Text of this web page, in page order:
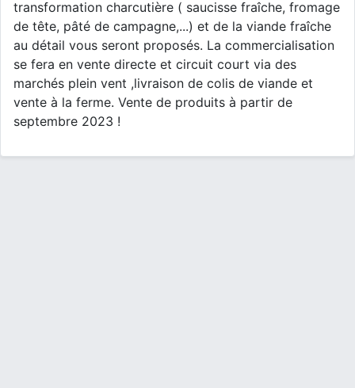
transformation charcutière ( saucisse fraîche, fromage
de tête, pâté de campagne,...) et de la viande fraîche
au détail vous seront proposés. La commercialisation
se fera en vente directe et circuit court via des
marchés plein vent ,livraison de colis de viande et
vente à la ferme. Vente de produits à partir de
septembre 2023 !